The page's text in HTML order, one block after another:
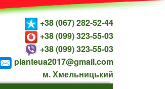
+38 (067) 282-52-44
+38 (099) 323-55-03
+38 (099) 323-55-03
planteua2017@gmail.com
м. Хмельницький